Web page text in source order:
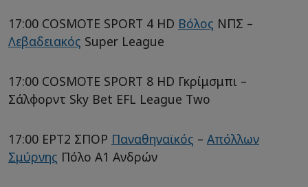
17:00 COSMOTE SPORT 4 HD Βόλος ΝΠΣ –
Λεβαδειακός Super League
17:00 COSMOTE SPORT 8 HD Γκρίμσμπι –
Σάλφορντ Sky Bet EFL League Two
17:00 ΕΡΤ2 ΣΠΟΡ Παναθηναϊκός – Απόλλων
Σμύρνης Πόλο Α1 Ανδρών